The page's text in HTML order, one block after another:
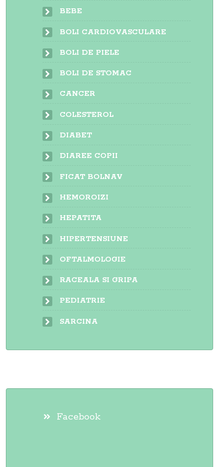
BEBE
BOLI CARDIOVASCULARE
BOLI DE PIELE
BOLI DE STOMAC
CANCER
COLESTEROL
DIABET
DIAREE COPII
FICAT BOLNAV
HEMOROIZI
HEPATITA
HIPERTENSIUNE
OFTALMOLOGIE
RACEALA SI GRIPA
PEDIATRIE
SARCINA
Facebook